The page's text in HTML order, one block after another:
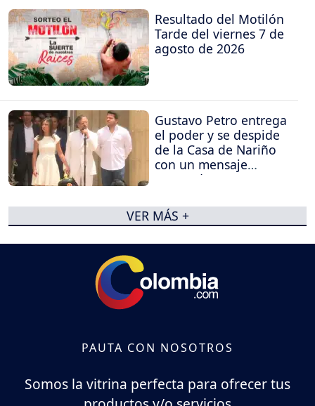
Resultado del Motilón
Tarde del viernes 7 de
agosto de 2026
Gustavo Petro entrega
el poder y se despide
de la Casa de Nariño
con un mensaje
contundente
VER MÁS +
PAUTA CON NOSOTROS
Somos la vitrina perfecta para ofrecer tus